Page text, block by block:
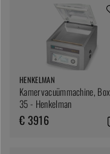
HENKELMAN
Kamervacuümmachine,
35 - Henkelman
€ 3916